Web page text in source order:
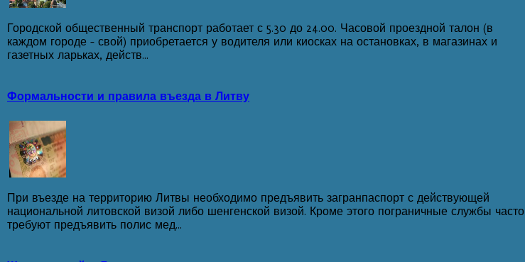
Городской общественный транспорт работает с 5.30 до 24.00. Часовой проездной талон (в
каждом городе - свой) приобретается у водителя или киосках на остановках, в магазинах и
газетных ларьках, действ...
Формальности и правила въезда в Литву
При въезде на территорию Литвы необходимо предъявить загранпаспорт с действующей
национальной литовской визой либо шенгенской визой. Кроме этого пограничные службы часто
требуют предъявить полис мед...